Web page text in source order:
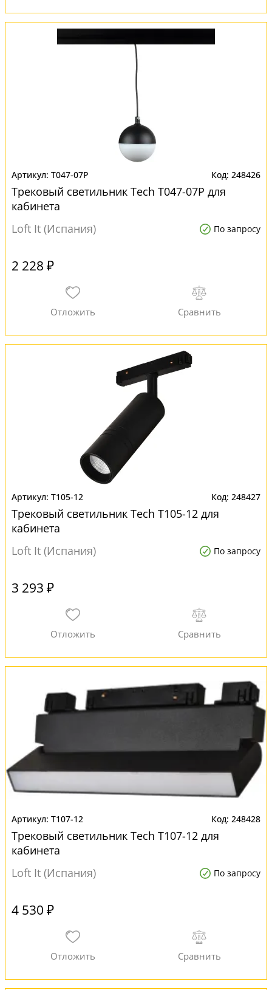
T047-07P 248426
Трековый светильник Tech T047-07P для
кабинета
Loft It (Испания)
По запросу
2 228 ₽
T105-12 248427
Трековый светильник Tech T105-12 для
кабинета
Loft It (Испания)
По запросу
3 293 ₽
T107-12 248428
Трековый светильник Tech T107-12 для
кабинета
Loft It (Испания)
По запросу
4 530 ₽